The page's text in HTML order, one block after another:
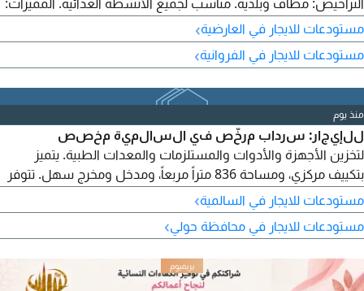
مدخل تحميل خاص، مصعد تحميل، مداخل درج، ثلاجات جاهزة، وجاهز
للتشغيل مباشرة.
مستودعات للايجار في العارضية›
مستودعات للايجار في الفروانية›
منذ يوم
للإيجار: سرداب مرخّص في السالمية مخصص
لتخزين الأجهزة والأدوات والمستلزمات والمعدات الطبية. يتميز
بتكييف مركزي، ومساحة 836 متراً مربعاً، ومدخل ومخرج سهل. تتوفر
ساحات لوقوف السيارات. إذا تم الاتفاق بين الطرفين، يمكن تعديل
نزلة السرداب إلى رمب أو مصعد تحميل. الإيجار: Q8
مستودعات للايجار في السالمية›
مستودعات للايجار في محافظة حولي›